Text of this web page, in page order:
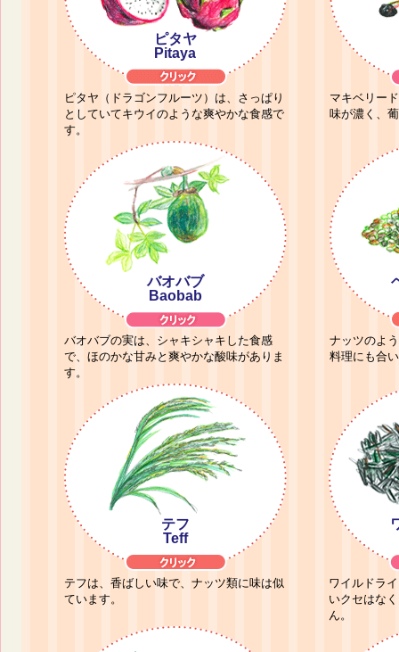
ピタヤ
Pitaya
ピタヤ（ドラゴンフルーツ）は、さっぱり
としていてキウイのような爽やかな食感で
す。
マキベリー
味が濃く、
バオバブ
Baobab
バオバブの実は、シャキシャキした食感
で、ほのかな甘みと爽やかな酸味がありま
す。
ナッツのよ
料理にも合
テフ
Teff
テフは、香ばしい味で、ナッツ類に味は似
ています。
ワイルドラ
いクセはな
ん。